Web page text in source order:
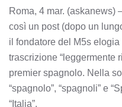
Roma, 4 mar. (askanews)
così un post (dopo un
il fondatore del M5s
trascrizione “leggermente
premier spagnolo. Nella
“spagnolo”, “spagnoli” e
“Italia”.